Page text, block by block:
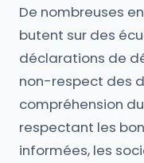
De nombreuses
butent sur des
déclarations de
non-respect des
compréhension
respectant les
informées, les